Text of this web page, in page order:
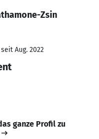
Zsin
Aug. 2022
ganze Profil zu